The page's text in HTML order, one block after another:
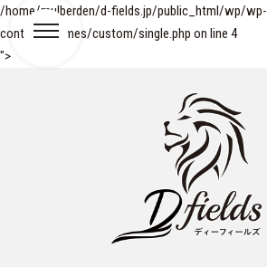
/home/mulberden/d-fields.jp/public_html/wp/wp-
content/themes/custom/single.php on line 4
">